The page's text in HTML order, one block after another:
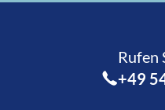
Rufen
+49